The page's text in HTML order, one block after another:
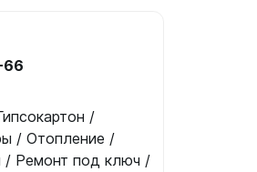
66
/
/ Отопление /
/ Ремонт под ключ /